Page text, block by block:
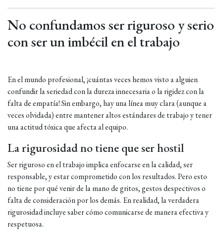
No confundamos ser riguroso y serio
con ser un imbécil en el trabajo
En el mundo profesional, ¡cuántas veces hemos visto a alguien
confundir la seriedad con la dureza innecesaria o la rigidez con la
falta de empatía! Sin embargo, hay una línea muy clara (aunque a
veces olvidada) entre mantener altos estándares de trabajo y tener
una actitud tóxica que afecta al equipo.
La rigurosidad no tiene que ser hostil
Ser riguroso en el trabajo implica enfocarse en la calidad, ser
responsable, y estar comprometido con los resultados. Pero esto
no tiene por qué venir de la mano de gritos, gestos despectivos o
falta de consideración por los demás. En realidad, la verdadera
rigurosidad incluye saber cómo comunicarse de manera efectiva y
respetuosa.